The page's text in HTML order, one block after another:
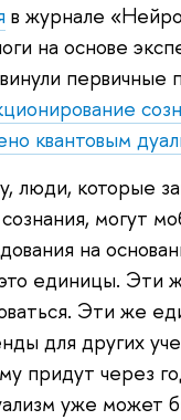
в журнале
на основе
первичные
квантовым
люди, которые
могут
на
единицы. Эти
Эти же
для других
придут через
уже может